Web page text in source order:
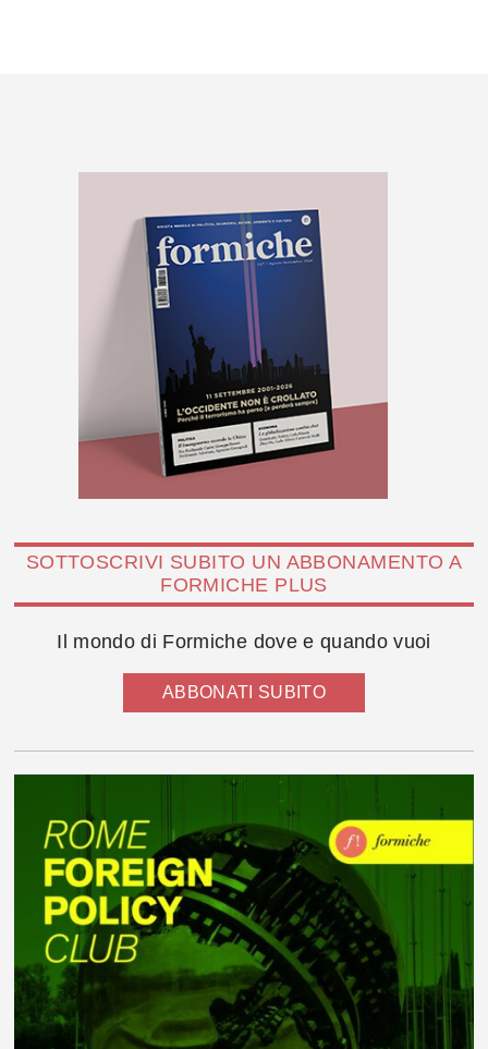
SOTTOSCRIVI SUBITO UN ABBONAMENTO A
FORMICHE PLUS
Il mondo di Formiche dove e quando vuoi
ABBONATI SUBITO